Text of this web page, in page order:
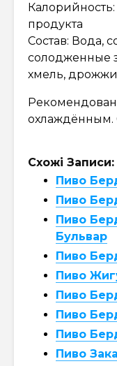
продукта
Состав: Вода,
солодженные
хмель,
охлаждённым.
Схожі Записи:
Пиво
Пиво
Пиво
Бульвар
Пиво
Пиво
Пиво
Пиво
Пиво
Пиво